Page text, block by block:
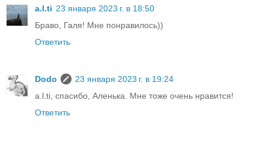
a.l.ti 23 января 2023 г. в 18:50
Браво, Галя! Мне понравилось))
Ответить
Dodo
23 января 2023 г. в 19:24
a.l.ti, спасибо, Аленька. Мне тоже очень нравится!
Ответить